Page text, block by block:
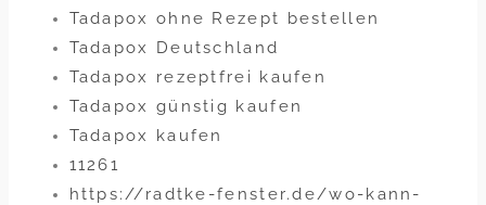
Tadapox ohne Rezept bestellen
Tadapox Deutschland
Tadapox rezeptfrei kaufen
Tadapox günstig kaufen
Tadapox kaufen
11261
https://radtke-fenster.de/wo-kann-